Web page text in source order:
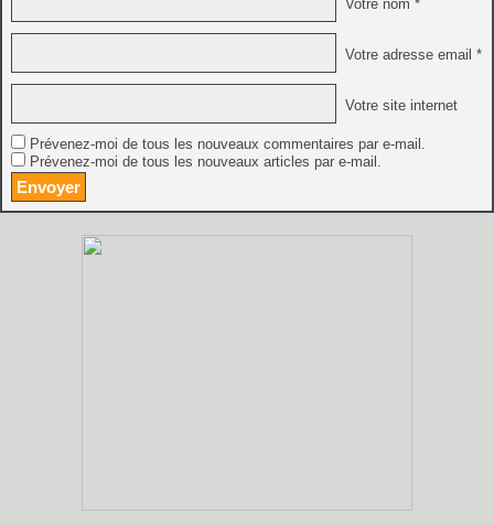
Votre nom *
Votre adresse email *
Votre site internet
Prévenez-moi de tous les nouveaux commentaires par e-mail.
Prévenez-moi de tous les nouveaux articles par e-mail.